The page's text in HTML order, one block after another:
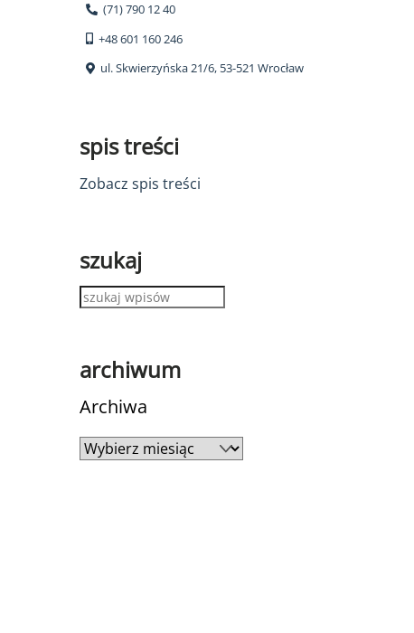
(71) 790 12 40
+48 601 160 246
ul. Skwierzyńska 21/6, 53-521 Wrocław
spis treści
Zobacz spis treści
szukaj
archiwum
Archiwa
Archiwa